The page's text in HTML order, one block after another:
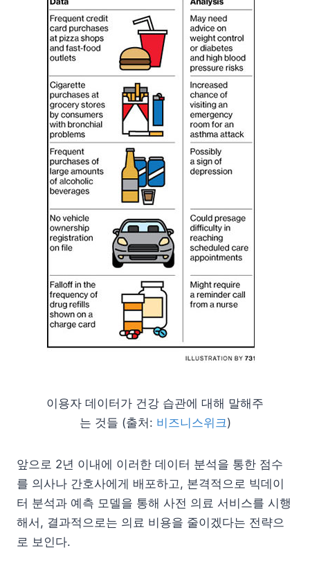
이용자 데이터가 건강 습관에 대해 말해주
는 것들 (출처: 비즈니스위크)
앞으로 2년 이내에 이러한 데이터 분석을 통한 점수
를 의사나 간호사에게 배포하고, 본격적으로 빅데이
터 분석과 예측 모델을 통해 사전 의료 서비스를 시행
해서, 결과적으로는 의료 비용을 줄이겠다는 전략으
로 보인다.